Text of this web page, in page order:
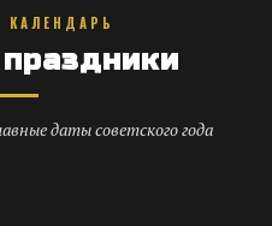
КАЛЕНДАРЬ
даты советского года